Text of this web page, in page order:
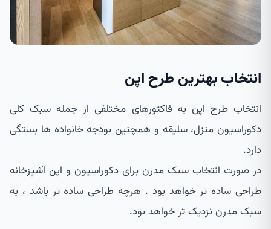
انتخاب بهترین طرح اپن
انتخاب طرح اپن به فاکتورهای مختلفی از جمله سبک کلی
دکوراسیون منزل، سلیقه و همچنین بودجه خانواده ها بستگی
دارد.
در صورت انتخاب سبک مدرن برای دکوراسیون و اپن آشپزخانه
طراحی ساده تر خواهد بود . هرچه طراحی ساده تر باشد ، به
سبک مدرن نزدیک تر خواهد بود.